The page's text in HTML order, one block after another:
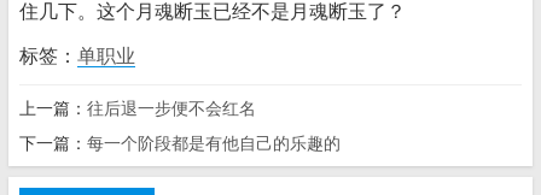
住几下。这个月魂断玉已经不是月魂断玉了？
标签： 单职业
上一篇： 往后退一步便不会红名
下一篇： 每一个阶段都是有他自己的乐趣的